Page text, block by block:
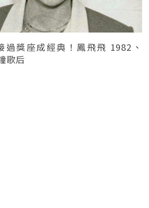
過獎座成經典！鳳飛飛 1982、
歌后